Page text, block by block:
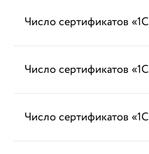
Число сертификатов
Число сертификатов
Число сертификатов